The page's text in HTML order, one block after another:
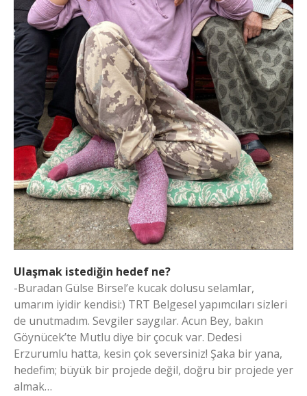
Ulaşmak istediğin hedef ne?
-Buradan Gülse Birsel’e kucak dolusu selamlar,
umarım iyidir kendisi:) TRT Belgesel yapımcıları sizleri
de unutmadım. Sevgiler saygılar. Acun Bey, bakın
Göynücek’te Mutlu diye bir çocuk var. Dedesi
Erzurumlu hatta, kesin çok seversiniz! Şaka bir yana,
hedefim; büyük bir projede değil, doğru bir projede yer
almak…